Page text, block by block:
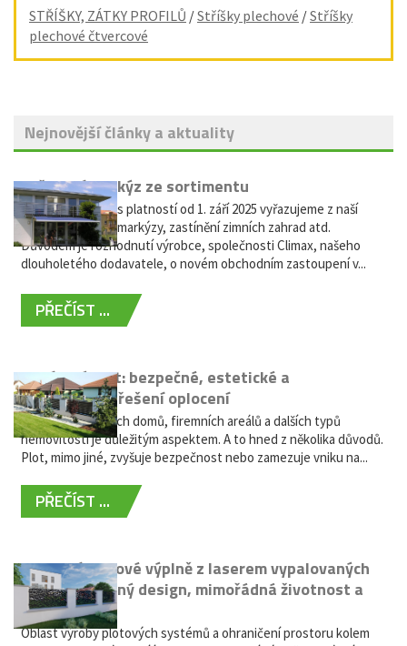
STŘÍŠKY, ZÁTKY PROFILŮ /Stříšky plechové /Stříšky
plechové čtvercové
Nejnovější články a aktuality
Vyřazení markýz ze sortimentu
Vážení zákazníci, s platností od 1. září 2025 vyřazujeme z naší
nabídky výsuvné markýzy, zastínění zimních zahrad atd.
Důvodem je rozhodnutí výrobce, společnosti Climax, našeho
dlouholetého dodavatele, o novém obchodním zastoupení v...
PŘEČÍST ...
Hliníkový plot: bezpečné, estetické a
bezúdržbové řešení oplocení
Oplocení rodinných domů, firemních areálů a dalších typů
nemovitostí je důležitým aspektem. A to hned z několika důvodů.
Plot, mimo jiné, zvyšuje bezpečnost nebo zamezuje vniku na...
PŘEČÍST ...
Moderní plotové výplně z laserem vypalovaných
kovů: výjimečný design, mimořádná životnost a
žádná údržba
Oblast výroby plotových systémů a ohraničení prostoru kolem